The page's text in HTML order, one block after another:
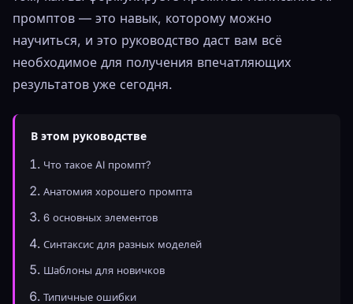
промптов — это навык, которому можно
научиться, и это руководство даст вам всё
необходимое для получения впечатляющих
результатов уже сегодня.
В этом руководстве
Что такое AI промпт?
Анатомия хорошего промпта
6 основных элементов
Синтаксис для разных моделей
Шаблоны для новичков
Типичные ошибки